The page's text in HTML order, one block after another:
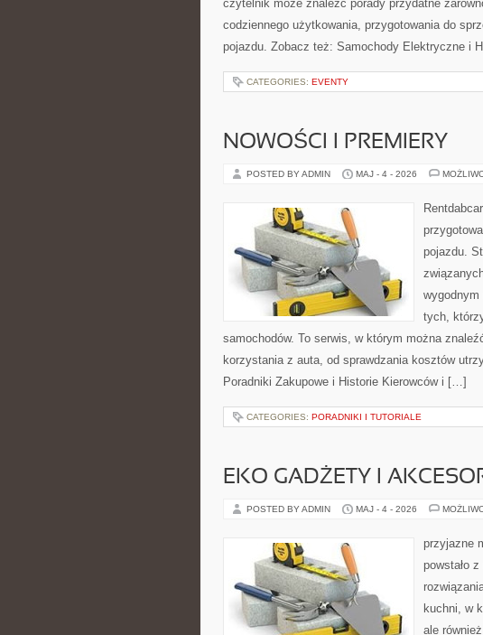
czytelnik może znaleźć porady przydatne
codziennego użytkowania, przygotowania do
pojazdu. Zobacz też: Samochody Elektryczne i
CATEGORIES: EVENTY
NOWOŚCI I PREMIERY
POSTED BY ADMIN MAJ - 4 - 2026
pojazdu.
wygodnym
tych,
samochodów. To serwis, w którym można
korzystania z auta, od sprawdzania kosztów
Poradniki Zakupowe i Historie Kierowców i […]
CATEGORIES: PORADNIKI I TUTORIALE
EKO GADŻETY I
POSTED BY ADMIN MAJ - 4 - 2026
przyjazne
powstało
kuchni, w
ale